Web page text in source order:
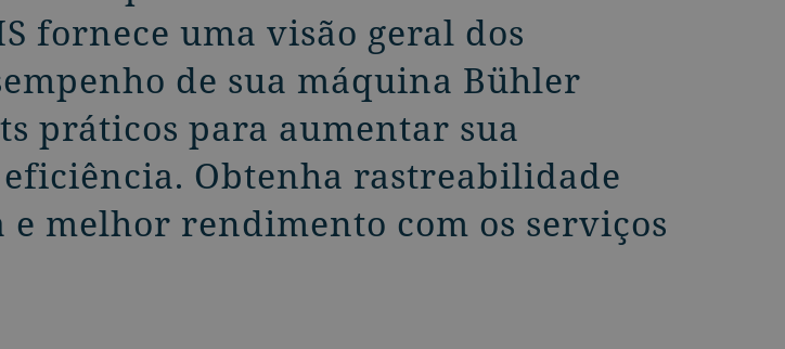
fornece uma visão geral dos
de sua máquina Bühler
práticos para aumentar sua
Obtenha rastreabilidade
melhor rendimento com os serviços